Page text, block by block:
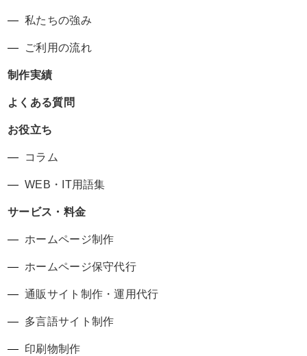
私たちの強み
ご利用の流れ
制作実績
よくある質問
お役立ち
コラム
WEB・IT用語集
サービス・料金
ホームページ制作
ホームページ保守代行
通販サイト制作・運用代行
多言語サイト制作
印刷物制作